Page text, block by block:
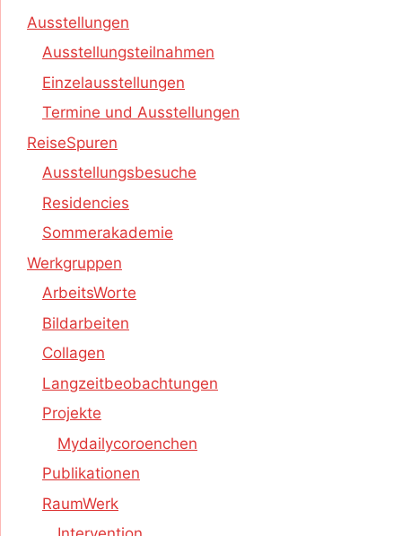
Ausstellungen
Ausstellungsteilnahmen
Einzelausstellungen
Termine und Ausstellungen
ReiseSpuren
Ausstellungsbesuche
Residencies
Sommerakademie
Werkgruppen
ArbeitsWorte
Bildarbeiten
Collagen
Langzeitbeobachtungen
Projekte
Mydailycoroenchen
Publikationen
RaumWerk